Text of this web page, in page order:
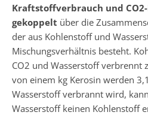
Kraftstoffverbrauch und
gekoppelt über die
der aus Kohlenstoff und
Mischungsverhältnis besteht.
CO2 und Wasserstoff verbrennt
von einem kg Kerosin werden
Wasserstoff verbrannt wird,
Wasserstoff keinen Kohlenstoff